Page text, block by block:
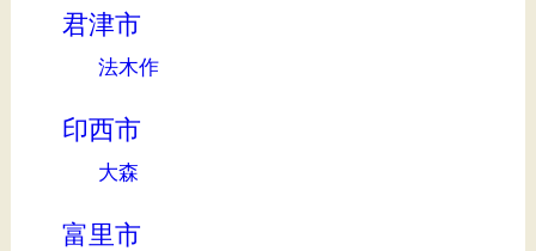
君津市
法木作
印西市
大森
富里市